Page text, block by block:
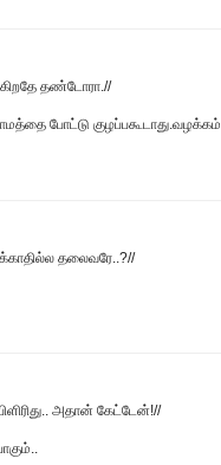
தண்டோரா.//
போட்டு குழப்பகூடாது.வழக்கம்
தலைவரே..?//
அதான் கேட்டேன்!//